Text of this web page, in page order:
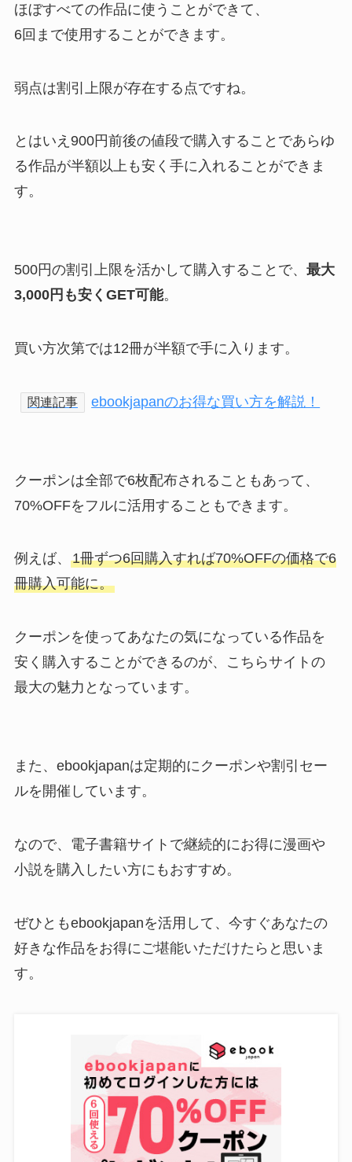
ほぼすべての作品に使うことができて、
6回まで使用することができます。
弱点は割引上限が存在する点ですね。
とはいえ900円前後の値段で購入することであらゆ
る作品が半額以上も安く手に入れることができま
す。
500円の割引上限を活かして購入することで、 最大
3,000円も安くGET可能。
買い方次第では12冊が半額で手に入ります。
関連記事 ebookjapanのお得な買い方を解説！
クーポンは全部で6枚配布されることもあって、
70%OFFをフルに活用することもできます。
例えば、 1冊ずつ6回購入すれば70%OFFの価格で6
冊購入可能に。
クーポンを使ってあなたの気になっている作品を
安く購入することができるのが、こちらサイトの
最大の魅力となっています。
また、ebookjapanは定期的にクーポンや割引セー
ルを開催しています。
なので、電子書籍サイトで継続的にお得に漫画や
小説を購入したい方にもおすすめ。
ぜひともebookjapanを活用して、今すぐあなたの
好きな作品をお得にご堪能いただけたらと思いま
す。